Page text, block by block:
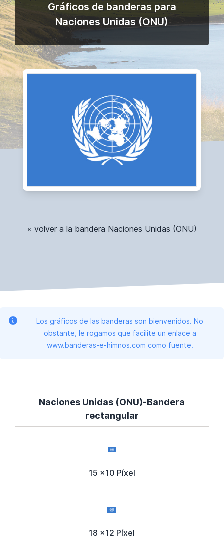
Gráficos de banderas para
Naciones Unidas (ONU)
« volver a la bandera Naciones Unidas (ONU)
Los gráficos de las banderas son bienvenidos. No
obstante, le rogamos que facilite un enlace a
www.banderas-e-himnos.com como fuente.
Naciones Unidas (ONU)-Bandera
rectangular
15 x10 Píxel
18 x12 Píxel